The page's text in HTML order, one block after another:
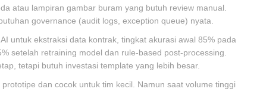
atau lampiran gambar buram yang butuh review manual.
governance (audit logs, exception queue) nyata.
untuk ekstraksi data kontrak, tingkat akurasi awal 85% pada
setelah retraining model dan rule-based post-processing.
tetapi butuh investasi template yang lebih besar.
dan cocok untuk tim kecil. Namun saat volume tinggi